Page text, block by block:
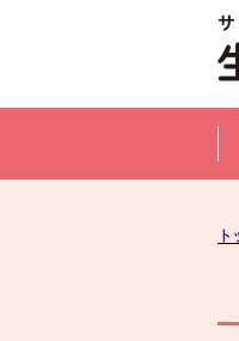
ここからサイト内共通メニ
サイト内共通メニューをス
ト